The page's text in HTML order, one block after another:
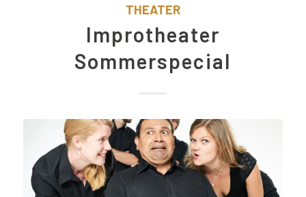
THEATER
Improtheater
Sommerspecial